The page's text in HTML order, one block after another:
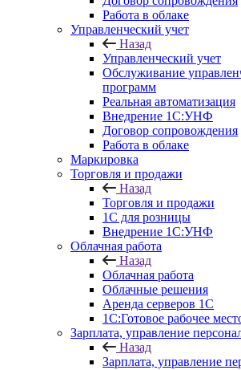
Работа в облаке
Управленческий учет
Назад
Управленческий учет
Обслуживание
программ
Реальная автоматизация
Внедрение 1С:УНФ
Договор сопровождения
Работа в облаке
Маркировка
Торговля и продажи
Назад
Торговля и продажи
1С для розницы
Внедрение 1С:УНФ
Облачная работа
Назад
Облачная работа
Облачные решения
Аренда серверов 1С
1C:Готовое рабочее
Зарплата, управление
Назад
Зарплата, управление